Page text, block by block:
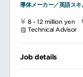
導体メーカー／英語スキ
8 - 12 million yen
Technical Advisor
Job details